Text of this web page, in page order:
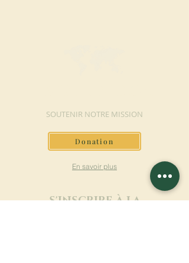
SOUTENIR NOTRE MISSION
Donation
En savoir plus
S'INSCRIRE À LA